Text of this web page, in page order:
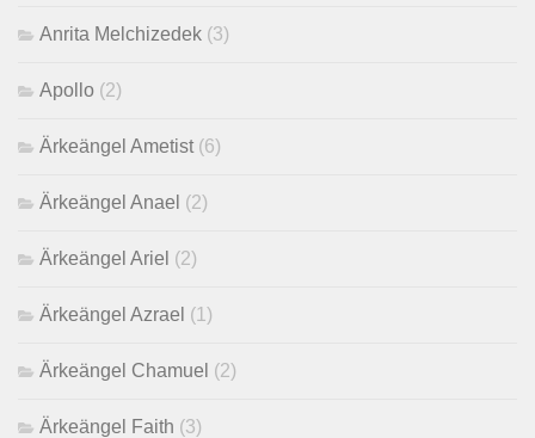
Anrita Melchizedek (3)
Apollo (2)
Ärkeängel Ametist (6)
Ärkeängel Anael (2)
Ärkeängel Ariel (2)
Ärkeängel Azrael (1)
Ärkeängel Chamuel (2)
Ärkeängel Faith (3)